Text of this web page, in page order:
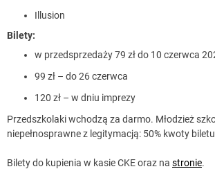
Illusion
Bilety:
w przedsprzedaży 79 zł do 10 czerwca
99 zł – do 26 czerwca
120 zł – w dniu imprezy
Przedszkolaki wchodzą za darmo. Młodzież
niepełnosprawne z legitymacją: 50% kwoty
Bilety do kupienia w kasie CKE oraz na stronie.